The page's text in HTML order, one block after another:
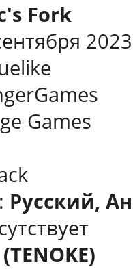
Fork
2023
Games
Русский,